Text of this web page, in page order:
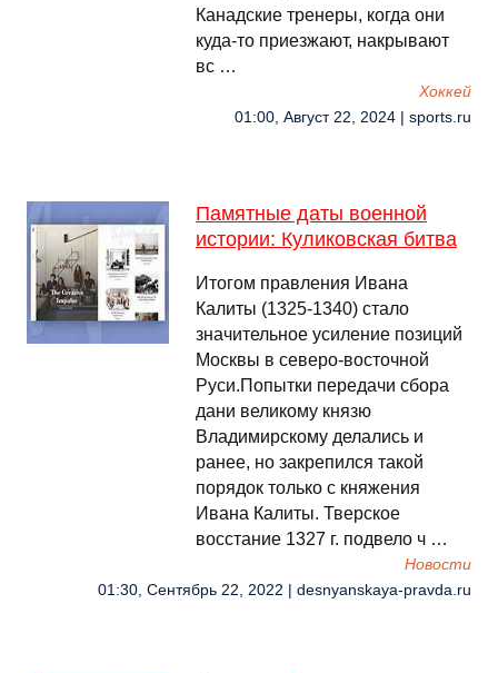
Канадские тренеры, когда они
куда-то приезжают, накрывают
вс …
Хоккей
01:00, Август 22, 2024 | sports.ru
Памятные даты военной
истории: Куликовская битва
Итогом правления Ивана
Калиты (1325-1340) стало
значительное усиление позиций
Москвы в северо-восточной
Руси.Попытки передачи сбора
дани великому князю
Владимирскому делались и
ранее, но закрепился такой
порядок только с княжения
Ивана Калиты. Тверское
восстание 1327 г. подвело ч …
Новости
01:30, Сентябрь 22, 2022 | desnyanskaya-pravda.ru